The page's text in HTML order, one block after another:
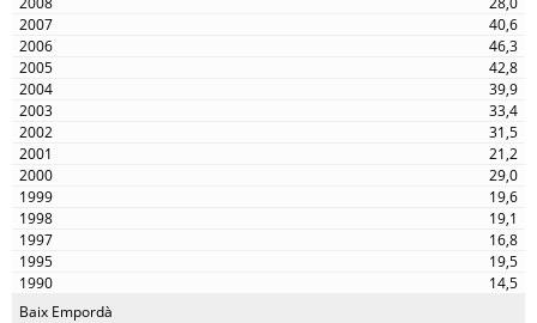
40,6
46,3
42,8
39,9
33,4
31,5
21,2
29,0
19,6
19,1
16,8
19,5
14,5
Baix Empordà